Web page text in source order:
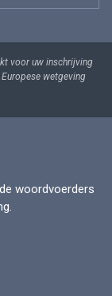
voor uw inschrijving
wetgeving
woordvoerders